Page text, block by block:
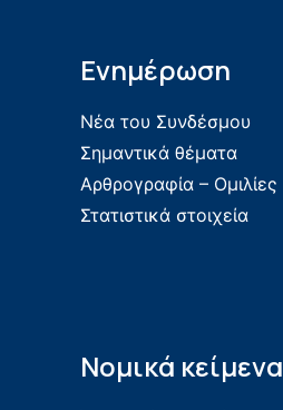
Ενημέρωση
Νέα του Συνδέσμου
Σημαντικά θέματα
Αρθρογραφία – Ομιλίες
Στατιστικά στοιχεία
Νομικά κείμενα